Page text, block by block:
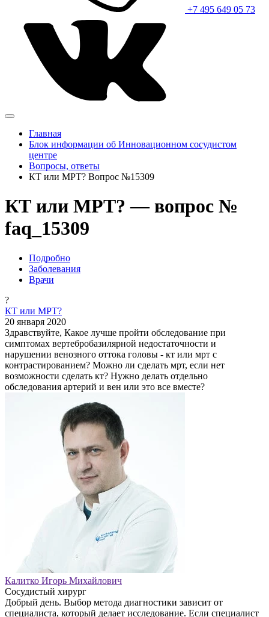
+7 495 649 05 73
Главная
Блок информации об Инновационном сосудистом
центре
Вопросы, ответы
КТ или МРТ? Вопрос №15309
КТ или МРТ? — вопрос №
faq_15309
Подробно
Заболевания
Врачи
?
КТ или МРТ?
20 января 2020
Здравствуйте, Какое лучше пройти обследование при
симптомах вертебробазилярной недостаточности и
нарушении венозного оттока головы - кт или мрт с
контрастированием? Можно ли сделать мрт, если нет
возможности сделать кт? Нужно делать отдельно
обследования артерий и вен или это все вместе?
Калитко Игорь Михайлович
Сосудистый хирург
Добрый день. Выбор метода диагностики зависит от
специалиста, который делает исследование. Если специалист